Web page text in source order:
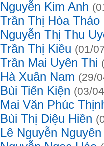
Nguyễn Kim Anh
Trần Thị Hòa Thảo
Nguyễn Thị Thu
Trần Thị Kiều (01/
Trần Mai Uyên Thi
Hà Xuân Nam (29/
Bùi Tiến Kiện (03/
Mai Văn Phúc
Bùi Thị Diệu Hiền
Lê Nguyễn